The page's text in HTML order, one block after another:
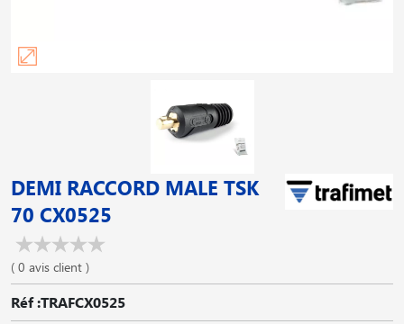
DEMI RACCORD MALE TSK
70 CX0525
( 0 avis client )
Réf :TRAFCX0525